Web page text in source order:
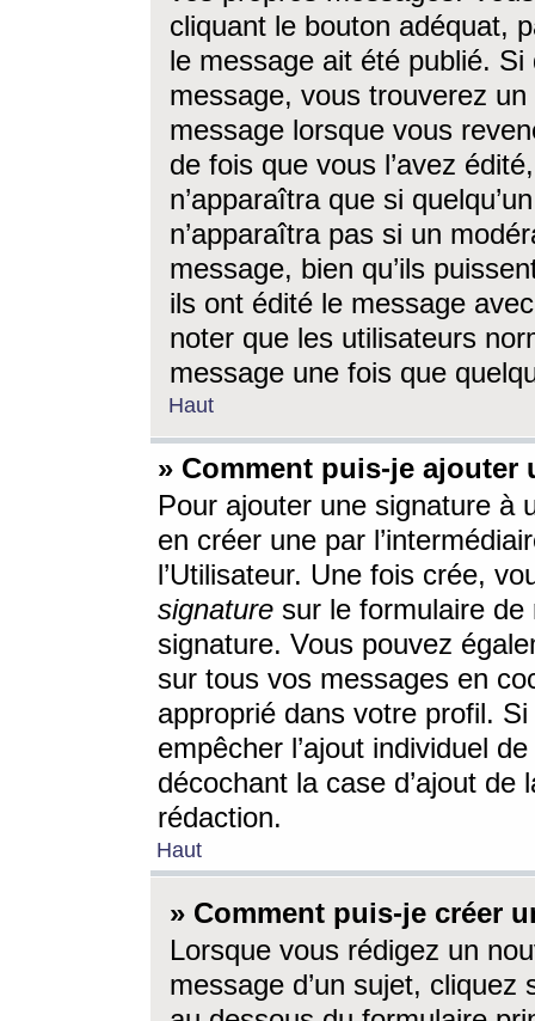
cliquant le bouton adéquat,
le message ait été publié. Si
message, vous trouverez
message lorsque vous
de fois que vous l’avez
n’apparaîtra que si
n’apparaîtra pas si un
message, bien qu’ils
ils ont édité le message
noter que les utilisateurs
message une fois que
Haut
» Comment puis-je ajouter
Pour ajouter une signature à
en créer une par
l’Utilisateur. Une fois crée,
signature sur le formulaire de
signature. Vous pouvez
sur tous vos messages en
approprié dans votre profil.
empêcher l’ajout individuel
décochant la case d’ajout
rédaction.
Haut
» Comment puis-je créer
Lorsque vous rédigez un
message d’un sujet, cliquez